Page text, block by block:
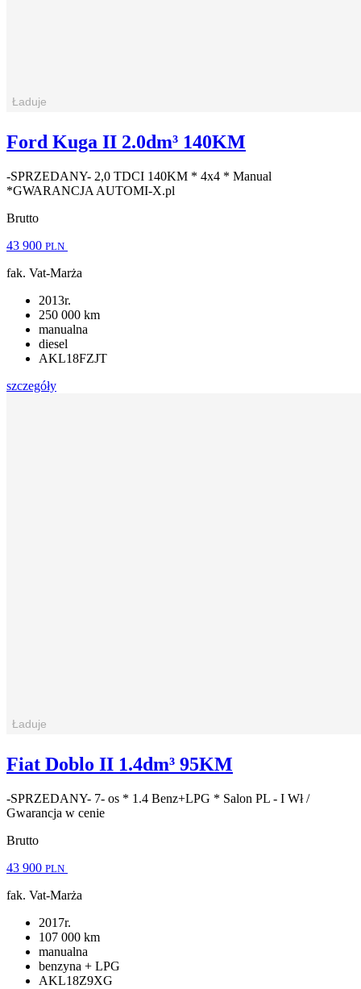
Ford Kuga II 2.0dm³ 140KM
-SPRZEDANY- 2,0 TDCI 140KM * 4x4 * Manual
*GWARANCJA AUTOMI-X.pl
Brutto
43 900 PLN
fak. Vat-Marża
2013r.
250 000 km
manualna
diesel
AKL18FZJT
szczegóły
Fiat Doblo II 1.4dm³ 95KM
-SPRZEDANY- 7- os * 1.4 Benz+LPG * Salon PL - I Wł /
Gwarancja w cenie
Brutto
43 900 PLN
fak. Vat-Marża
2017r.
107 000 km
manualna
benzyna + LPG
AKL18Z9XG